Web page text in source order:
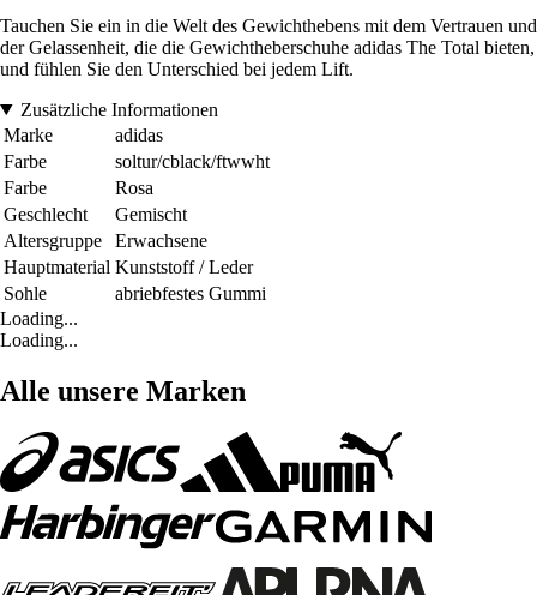
Tauchen Sie ein in die Welt des Gewichthebens mit dem Vertrauen und
der Gelassenheit, die die Gewichtheberschuhe adidas The Total bieten,
und fühlen Sie den Unterschied bei jedem Lift.
Zusätzliche Informationen
Marke
adidas
Farbe
soltur/cblack/ftwwht
Farbe
Rosa
Geschlecht
Gemischt
Altersgruppe
Erwachsene
Hauptmaterial Kunststoff / Leder
Sohle
abriebfestes Gummi
Loading...
Loading...
Alle unsere Marken